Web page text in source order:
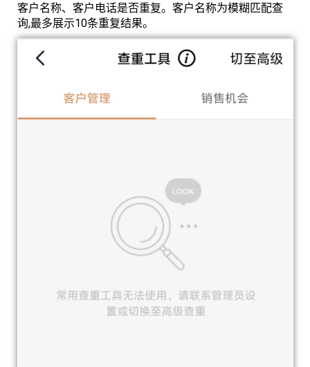
客户名称、客户电话是否重复。客户名称为模糊匹配查
询,最多展示10条重复结果。